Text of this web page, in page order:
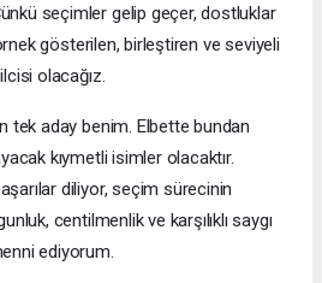
seçimler gelip geçer, dostluklar
gösterilen, birleştiren ve seviyeli
olacağız.
tek aday benim. Elbette bundan
kıymetli isimler olacaktır.
diliyor, seçim sürecinin
centilmenlik ve karşılıklı saygı
ediyorum.